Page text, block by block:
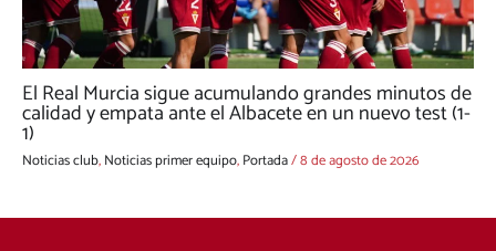
El Real Murcia sigue acumulando grandes minutos de
calidad y empata ante el Albacete en un nuevo test (1-
1)
Noticias club,Noticias primer equipo,Portada/8 de agosto de 2026